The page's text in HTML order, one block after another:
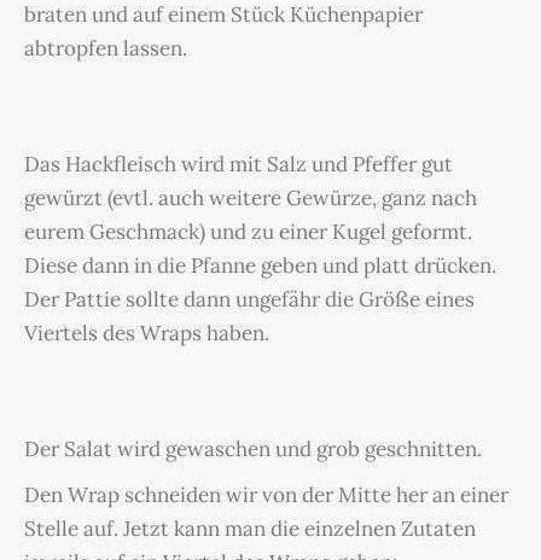
braten und auf einem Stück Küchenpapier
abtropfen lassen.
Das Hackfleisch wird mit Salz und Pfeffer gut
gewürzt (evtl. auch weitere Gewürze, ganz nach
eurem Geschmack) und zu einer Kugel geformt.
Diese dann in die Pfanne geben und platt drücken.
Der Pattie sollte dann ungefähr die Größe eines
Viertels des Wraps haben.
Der Salat wird gewaschen und grob geschnitten.
Den Wrap schneiden wir von der Mitte her an einer
Stelle auf. Jetzt kann man die einzelnen Zutaten